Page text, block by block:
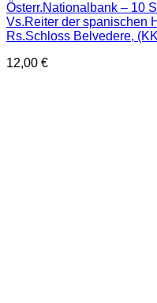
Österr.Nationalbank – 10
Vs.Reiter der spanischen
Rs.Schloss Belvedere,
12,00 €